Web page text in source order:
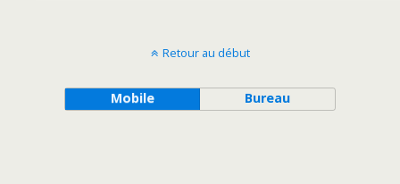
Retour au début
Mobile Bureau